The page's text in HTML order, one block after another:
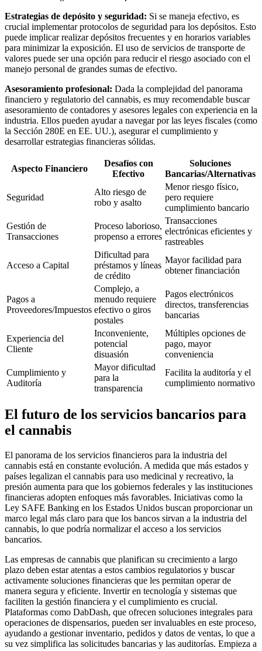
Estrategias de depósito y seguridad: Si se maneja efectivo, es
crucial implementar protocolos de seguridad para los depósitos. Esto
puede implicar realizar depósitos frecuentes y en horarios variables
para minimizar la exposición. El uso de servicios de transporte de
valores puede ser una opción para reducir el riesgo asociado con el
manejo personal de grandes sumas de efectivo.
Asesoramiento profesional: Dada la complejidad del panorama
financiero y regulatorio del cannabis, es muy recomendable buscar
asesoramiento de contadores y asesores legales con experiencia en la
industria. Ellos pueden ayudar a navegar por las leyes fiscales (como
la Sección 280E en EE. UU.), asegurar el cumplimiento y
desarrollar estrategias financieras sólidas.
Aspecto Financiero
Desafíos con
Efectivo
Soluciones
Bancarias/Alternativas
Seguridad
Alto riesgo de
robo y asalto
Menor riesgo físico,
pero requiere
cumplimiento bancario
Gestión de
Transacciones
Proceso laborioso,
propenso a errores
Transacciones
electrónicas eficientes y
rastreables
Acceso a Capital
Dificultad para
préstamos y líneas
de crédito
Mayor facilidad para
obtener financiación
Pagos a
Proveedores/Impuestos
Complejo, a
menudo requiere
efectivo o giros
postales
Pagos electrónicos
directos, transferencias
bancarias
Experiencia del
Cliente
Inconveniente,
potencial
disuasión
Múltiples opciones de
pago, mayor
conveniencia
Cumplimiento y
Auditoría
Mayor dificultad
para la
transparencia
Facilita la auditoría y el
cumplimiento normativo
El futuro de los servicios bancarios para
el cannabis
El panorama de los servicios financieros para la industria del
cannabis está en constante evolución. A medida que más estados y
países legalizan el cannabis para uso medicinal y recreativo, la
presión aumenta para que los gobiernos federales y las instituciones
financieras adopten enfoques más favorables. Iniciativas como la
Ley SAFE Banking en los Estados Unidos buscan proporcionar un
marco legal más claro para que los bancos sirvan a la industria del
cannabis, lo que podría normalizar el acceso a los servicios
bancarios.
Las empresas de cannabis que planifican su crecimiento a largo
plazo deben estar atentas a estos cambios regulatorios y buscar
activamente soluciones financieras que les permitan operar de
manera segura y eficiente. Invertir en tecnología y sistemas que
faciliten la gestión financiera y el cumplimiento es crucial.
Plataformas como DabDash, que ofrecen soluciones integrales para
operaciones de dispensarios, pueden ser invaluables en este proceso,
ayudando a gestionar inventario, pedidos y datos de ventas, lo que a
su vez simplifica las solicitudes bancarias y las auditorías. Empieza a